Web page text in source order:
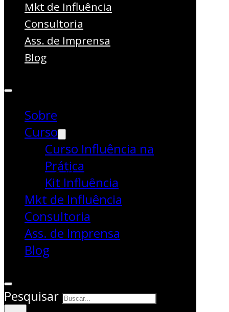
Mkt de Influência
Consultoria
Ass. de Imprensa
Blog
Sobre
Curso
Curso Influência na
Prática
Kit Influência
Mkt de Influência
Consultoria
Ass. de Imprensa
Blog
Pesquisar
Americano de
Cerveja em Porto
Alegre
Lazer
Andressa Griffante
A 3ª edição do Festival Sul-Americano de
Cerveja acontece entre os dias 9 e 11 de
agosto na Fiergs, em Porto
Alegre/RS.
com empresas de tecnologia cervejeira e
equipamentos e, exclusivamente em um